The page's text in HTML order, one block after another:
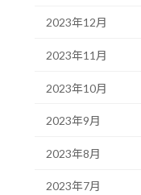
2023年12月
2023年11月
2023年10月
2023年9月
2023年8月
2023年7月